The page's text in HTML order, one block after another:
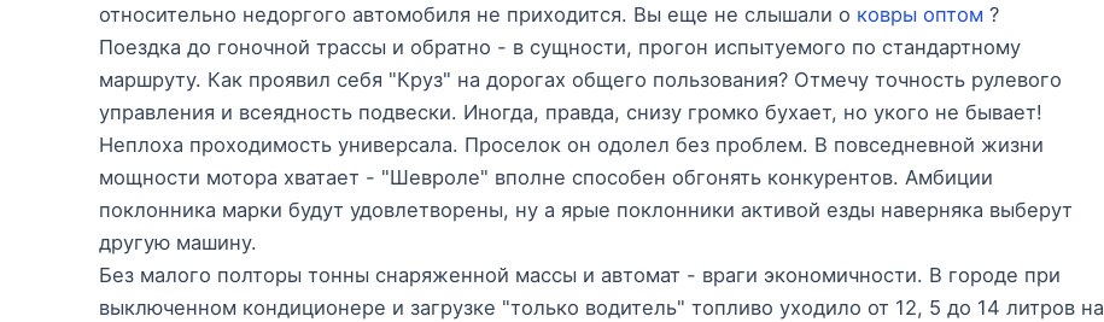
относительно недоргого автомобиля не приходится. Вы еще не слышали о ковры оптом ?
Поездка до гоночной трассы и обратно - в сущности, прогон испытуемого по стандартному
маршруту. Как проявил себя "Круз" на дорогах общего пользования? Отмечу точность рулевого
управления и всеядность подвески. Иногда, правда, снизу громко бухает, но укого не бывает!
Неплоха проходимость универсала. Проселок он одолел без проблем. В повседневной жизни
мощности мотора хватает - "Шевроле" вполне способен обгонять конкурентов. Амбиции
поклонника марки будут удовлетворены, ну а ярые поклонники активой езды наверняка выберут
другую машину.
Без малого полторы тонны снаряженной массы и автомат - враги экономичности. В городе при
выключенном кондиционере и загрузке "только водитель" топливо уходило от 12, 5 до 14 литров на